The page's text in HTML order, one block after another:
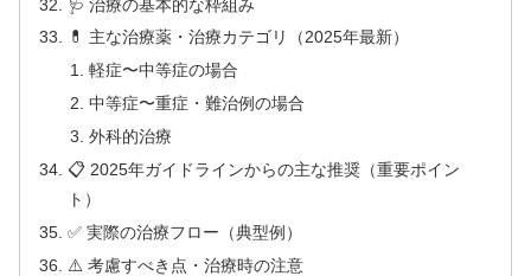
🩺 治療の基本的な枠組み
💊 主な治療薬・治療カテゴリ（2025年最新）
軽症〜中等症の場合
中等症〜重症・難治例の場合
外科的治療
📋 2025年ガイドラインからの主な推奨（重要ポイン
ト）
✅ 実際の治療フロー（典型例）
⚠️ 考慮すべき点・治療時の注意